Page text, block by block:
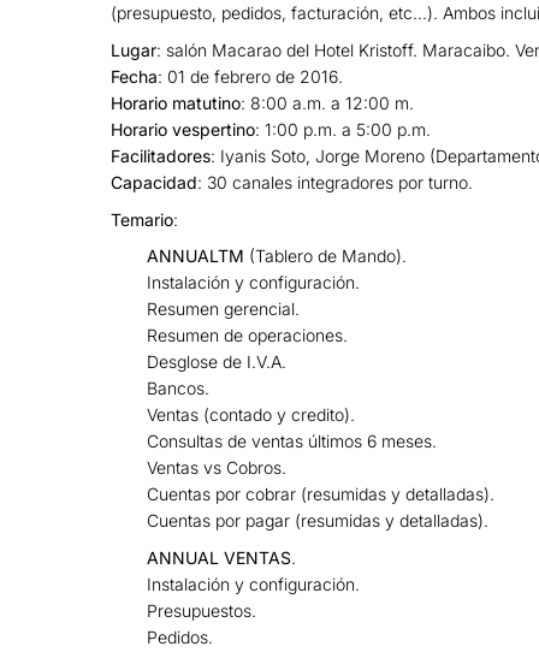
(presupuesto, pedidos, facturación, etc…). Ambos
Lugar: salón Macarao del Hotel Kristoff. Maracaibo.
Fecha: 01 de febrero de 2016.
Horario matutino: 8:00 a.m. a 12:00 m.
Horario vespertino: 1:00 p.m. a 5:00 p.m.
Facilitadores: Iyanis Soto, Jorge Moreno
Capacidad: 30 canales integradores por turno.
Temario:
ANNUALTM (Tablero de Mando).
Instalación y configuración.
Resumen gerencial.
Resumen de operaciones.
Desglose de I.V.A.
Bancos.
Ventas (contado y credito).
Consultas de ventas últimos 6 meses.
Ventas vs Cobros.
Cuentas por cobrar (resumidas y detalladas).
Cuentas por pagar (resumidas y detalladas).
ANNUAL VENTAS.
Instalación y configuración.
Presupuestos.
Pedidos.